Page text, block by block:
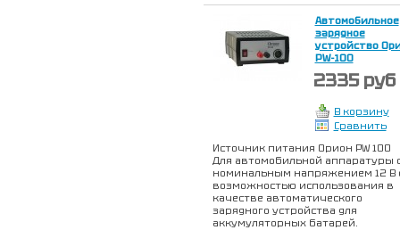
Автомобильное
зарядное
устройство
PW-100
2335 руб
В корзину
Сравнить
Источник питания Орион PW 100
Для автомобильной аппаратуры
номинальным напряжением 12 В
возможностью использования в
качестве автоматического
зарядного устройства для
аккумуляторных батарей.